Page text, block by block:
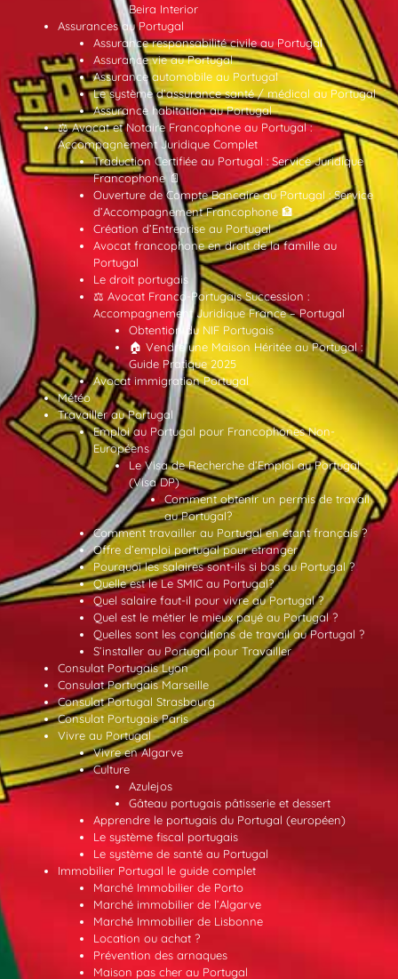
Beira Interior
Assurances au Portugal
Assurance responsabilité civile au Portugal
Assurance vie au Portugal
Assurance automobile au Portugal
Le système d’assurance santé / médical au Portugal
Assurance habitation au Portugal
⚖️ Avocat et Notaire Francophone au Portugal :
Accompagnement Juridique Complet
Traduction Certifiée au Portugal : Service Juridique
Francophone 📄
Ouverture de Compte Bancaire au Portugal : Service
d’Accompagnement Francophone 🏦
Création d’Entreprise au Portugal
Avocat francophone en droit de la famille au
Portugal
Le droit portugais
⚖️ Avocat Franco-Portugais Succession :
Accompagnement Juridique France – Portugal
Obtention du NIF Portugais
🏠 Vendre une Maison Héritée au Portugal :
Guide Pratique 2025
Avocat immigration Portugal
Météo
Travailler au Portugal
Emploi au Portugal pour Francophones Non-
Européens
Le Visa de Recherche d’Emploi au Portugal
(Visa DP)
Comment obtenir un permis de travail
au Portugal?
Comment travailler au Portugal en étant français ?
Offre d’emploi portugal pour etranger
Pourquoi les salaires sont-ils si bas au Portugal ?
Quelle est le Le SMIC au Portugal?
Quel salaire faut-il pour vivre au Portugal ?
Quel est le métier le mieux payé au Portugal ?
Quelles sont les conditions de travail au Portugal ?
S’installer au Portugal pour Travailler
Consulat Portugais Lyon
Consulat Portugais Marseille
Consulat Portugal Strasbourg
Consulat Portugais Paris
Vivre au Portugal
Vivre en Algarve
Culture
Azulejos
Gâteau portugais pâtisserie et dessert
Apprendre le portugais du Portugal (européen)
Le système fiscal portugais
Le système de santé au Portugal
Immobilier Portugal le guide complet
Marché Immobilier de Porto
Marché immobilier de l’Algarve
Marché Immobilier de Lisbonne
Location ou achat ?
Prévention des arnaques
Maison pas cher au Portugal